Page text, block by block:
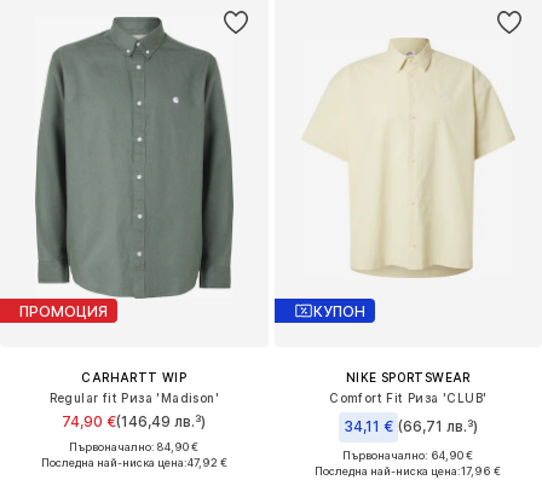
ПРОМОЦИЯ
CARHARTT WIP
Regular fit Риза 'Madison'
74,90 €(146,49 лв.³)
Първоначално: 84,90 €
Последна най-ниска цена:47,92 €
КУПОН
NIKE SPORTSWEAR
Comfort Fit Риза 'CLUB'
34,11 € (66,71 лв.³)
Първоначално: 64,90 €
Последна най-ниска цена:17,96 €